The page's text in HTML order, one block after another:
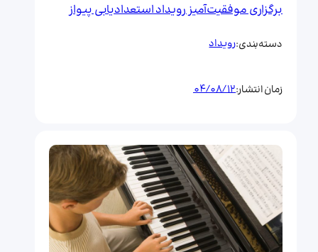
برگزاری موفقیت‌آمیز رویداد استعدادیابی پیواز
دسته‌بندی:رویداد
زمان انتشار:04/08/12